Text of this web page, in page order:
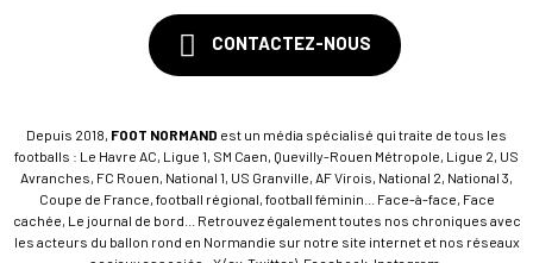
CONTACTEZ-NOUS
Depuis 2018, FOOT NORMAND est un média spécialisé qui traite de tous les
footballs : Le Havre AC, Ligue 1, SM Caen, Quevilly-Rouen Métropole, Ligue 2, US
Avranches, FC Rouen, National 1, US Granville, AF Virois, National 2, National 3,
Coupe de France, football régional, football féminin... Face-à-face, Face
cachée, Le journal de bord... Retrouvez également toutes nos chroniques avec
les acteurs du ballon rond en Normandie sur notre site internet et nos réseaux